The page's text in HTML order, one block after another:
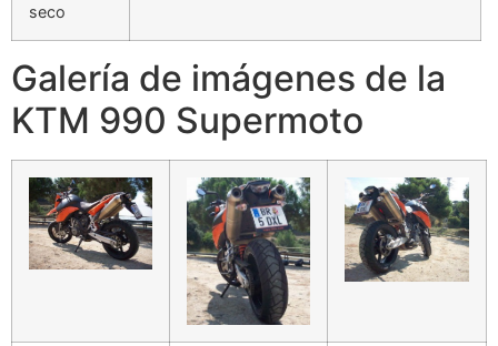
seco
Galería de imágenes de la
KTM 990 Supermoto